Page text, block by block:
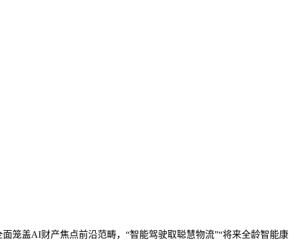
盖AI财产焦点前沿范畴，“智能驾驶取聪慧物流”“将来全龄智能康